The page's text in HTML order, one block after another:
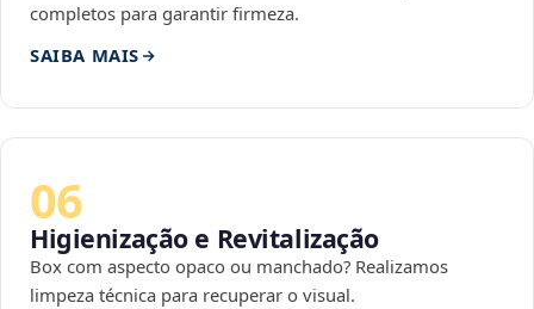
completos para garantir firmeza.
SAIBA MAIS
06
Higienização e Revitalização
Box com aspecto opaco ou manchado? Realizamos
limpeza técnica para recuperar o visual.